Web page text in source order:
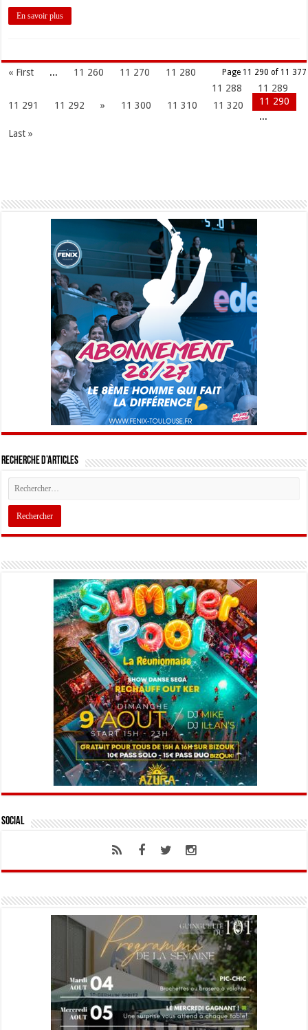
En savoir plus
Page 11 290 of 11 377
« First ... 11 260 11 270
11 280
11 288
11 289
11 290
11 291 11 292 » 11 300 11 310
11 320
...
Last »
Recherche d’articles
Social